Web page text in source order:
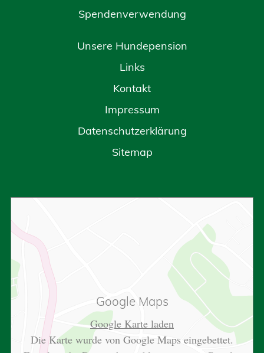
Spendenverwendung
Unsere Hundepension
Links
Kontakt
Impressum
Datenschutzerklärung
Sitemap
Google Maps
Google Karte laden
Die Karte wurde von Google Maps eingebettet.